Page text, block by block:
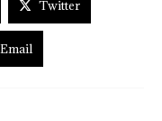
Twitter
Email